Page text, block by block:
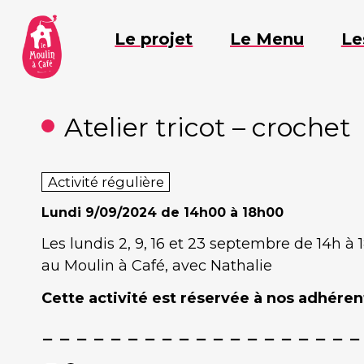
contenu
Le projet Le Menu
Atelier tricot – crochet
Activité régulière
Lundi 9/09/2024 de 14h00 à 18h00
Les lundis 2, 9, 16 et 23 septembre de 14h à
au Moulin à Café, avec Nathalie
Cette activité est réservée à nos